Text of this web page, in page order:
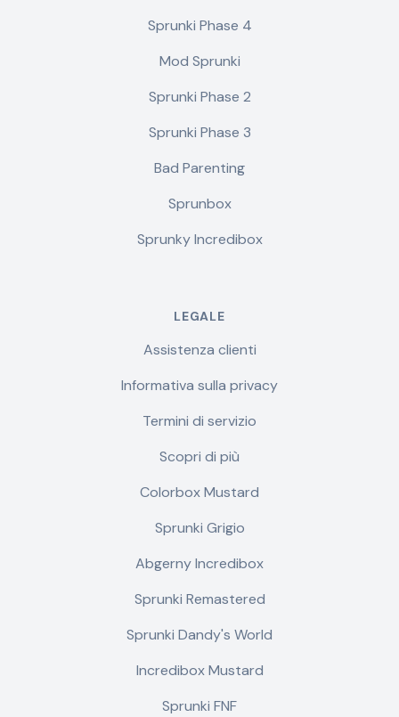
Sprunki Phase 4
Mod Sprunki
Sprunki Phase 2
Sprunki Phase 3
Bad Parenting
Sprunbox
Sprunky Incredibox
LEGALE
Assistenza clienti
Informativa sulla privacy
Termini di servizio
Scopri di più
Colorbox Mustard
Sprunki Grigio
Abgerny Incredibox
Sprunki Remastered
Sprunki Dandy's World
Incredibox Mustard
Sprunki FNF